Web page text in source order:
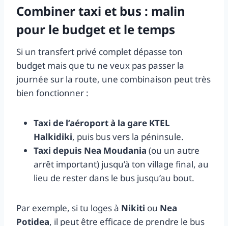
Combiner taxi et bus : malin
pour le budget et le temps
Si un transfert privé complet dépasse ton
budget mais que tu ne veux pas passer la
journée sur la route, une combinaison peut très
bien fonctionner :
Taxi de l’aéroport à la gare KTEL
Halkidiki, puis bus vers la péninsule.
Taxi depuis Nea Moudania (ou un autre
arrêt important) jusqu’à ton village final, au
lieu de rester dans le bus jusqu’au bout.
Par exemple, si tu loges à Nikiti ou Nea
Potidea, il peut être efficace de prendre le bus